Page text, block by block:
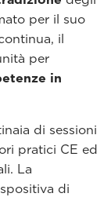
per il suo
il
per
in
di sessioni
pratici CE ed
La
di